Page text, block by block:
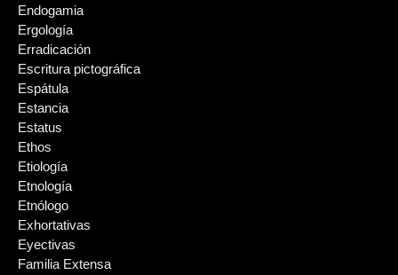
Endogamia
Ergología
Erradicación
Escritura pictográfica
Espátula
Estancia
Estatus
Ethos
Etiología
Etnología
Etnólogo
Exhortativas
Eyectivas
Familia Extensa